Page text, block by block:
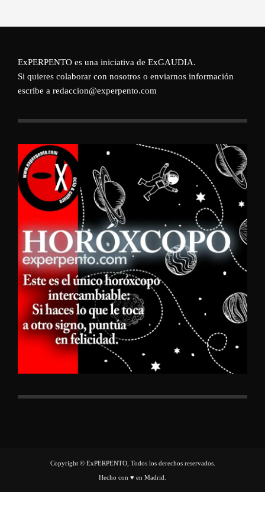
ExPERPENTO es una iniciativa de ExGAUDIA.
Si quieres colaborar con nosotros o enviarnos información
escribe a redaccion@experpento.com
Copyright © ExPERPENTO, Todos los derechos reservados.
Hecho con ♥ en Madrid.